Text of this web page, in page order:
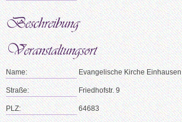
Name: Evangelische Kirche Einhausen
Straße: Friedhofstr. 9
PLZ: 64683